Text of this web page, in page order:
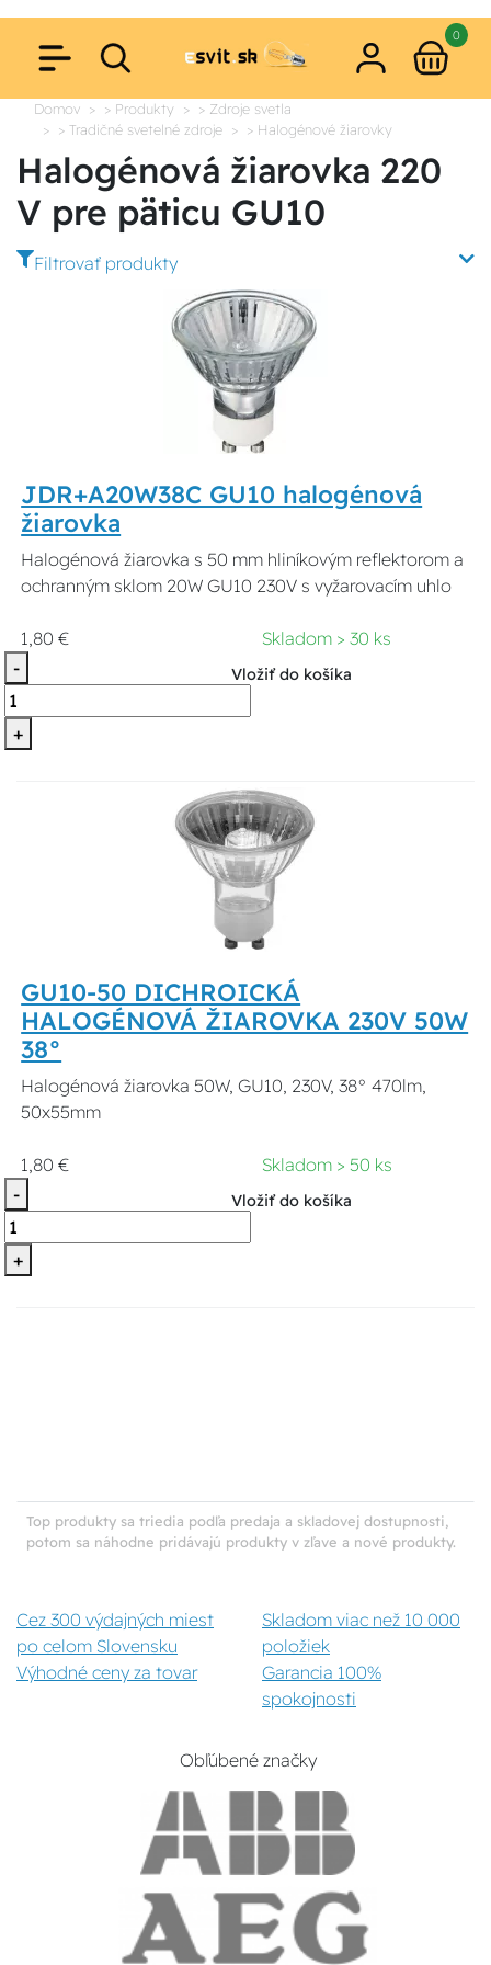
0
Domov > Produkty
> Zdroje svetla
> Tradičné svetelné zdroje
> Halogénové žiarovky
Halogénová žiarovka 220
V pre päticu GU10
Filtrovať produkty
JDR+A20W38C GU10 halogénová
žiarovka
Halogénová žiarovka s 50 mm hliníkovým reflektorom a
ochranným sklom 20W GU10 230V s vyžarovacím uhlo
1,80 €
Skladom > 30 ks
-
+
Vložiť do košíka
GU10-50 DICHROICKÁ
HALOGÉNOVÁ ŽIAROVKA 230V 50W
38°
Halogénová žiarovka 50W, GU10, 230V, 38° 470lm,
50x55mm
1,80 €
Skladom > 50 ks
-
+
Vložiť do košíka
Top produkty sa triedia podľa predaja a skladovej dostupnosti,
potom sa náhodne pridávajú produkty v zľave a nové produkty.
Cez 300 výdajných miest
po celom Slovensku
Skladom viac než 10 000
položiek
Výhodné ceny za tovar
Garancia 100%
spokojnosti
Obľúbené značky